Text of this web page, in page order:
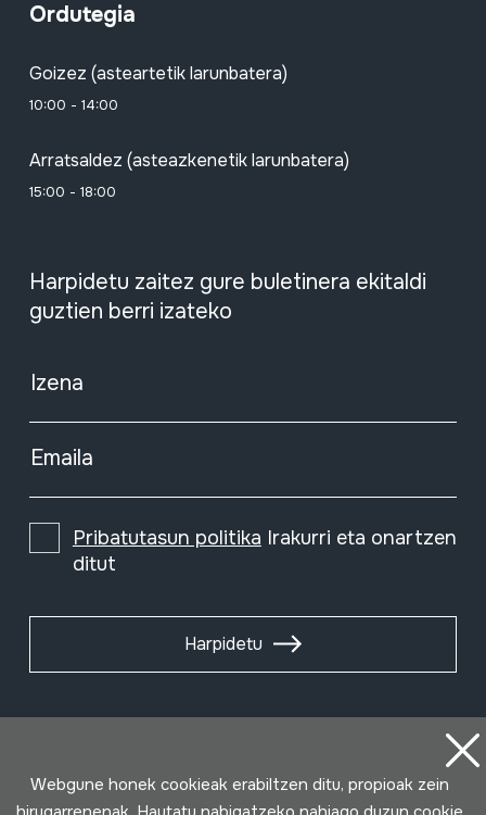
Ordutegia
Goizez (asteartetik larunbatera)
10:00 - 14:00
Arratsaldez (asteazkenetik larunbatera)
15:00 - 18:00
Harpidetu zaitez gure buletinera ekitaldi
guztien berri izateko
Izena
Emaila
Pribatutasun politika Irakurri eta onartzen
ditut
Harpidetu
Webgune honek cookieak erabiltzen ditu, propioak zein